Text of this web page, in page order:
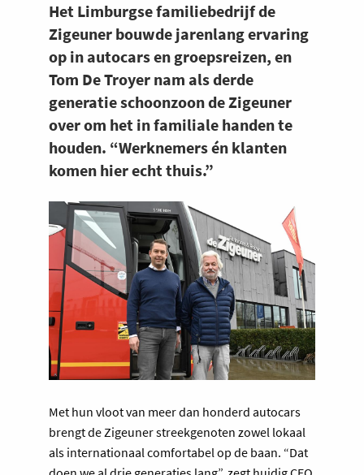
Het Limburgse familiebedrijf de
Zigeuner bouwde jarenlang ervaring
op in autocars en groepsreizen, en
Tom De Troyer nam als derde
generatie schoonzoon de Zigeuner
over om het in familiale handen te
houden. “Werknemers én klanten
komen hier echt thuis.”
Met hun vloot van meer dan honderd autocars
brengt de Zigeuner streekgenoten zowel lokaal
als internationaal comfortabel op de baan. “Dat